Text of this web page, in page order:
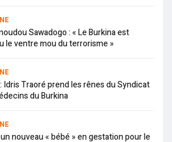
Sawadogo : « Le Burkina est
le ventre mou du terrorisme »
Idris Traoré prend les rênes du Syndicat
du Burkina
nouveau « bébé » en gestation pour le